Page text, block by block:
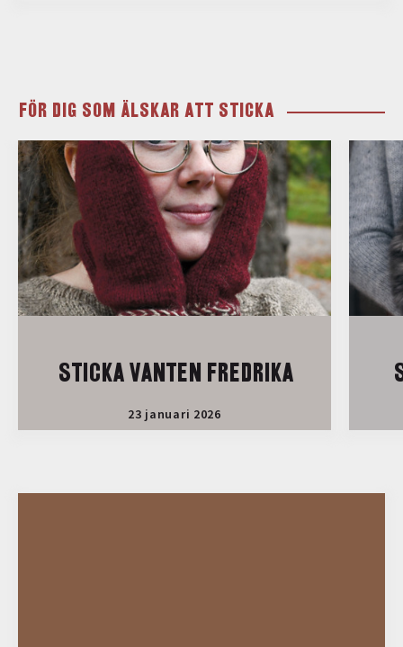
FÖR DIG SOM ÄLSKAR ATT STICKA
STICKA VANTEN FREDRIKA
23 januari 2026